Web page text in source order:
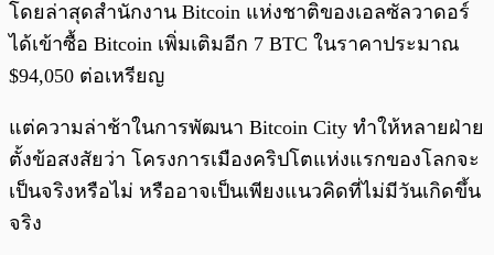
โดยล่าสุดสำนักงาน Bitcoin แห่งชาติของเอลซัลวาดอร์
ได้เข้าซื้อ Bitcoin เพิ่มเติมอีก 7 BTC ในราคาประมาณ
$94,050 ต่อเหรียญ
แต่ความล่าช้าในการพัฒนา Bitcoin City ทำให้หลายฝ่าย
ตั้งข้อสงสัยว่า โครงการเมืองคริปโตแห่งแรกของโลกจะ
เป็นจริงหรือไม่ หรืออาจเป็นเพียงแนวคิดที่ไม่มีวันเกิดขึ้น
จริง